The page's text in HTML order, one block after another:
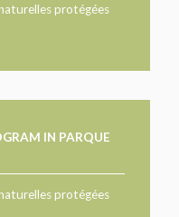
protégées
IN PARQUE
protégées